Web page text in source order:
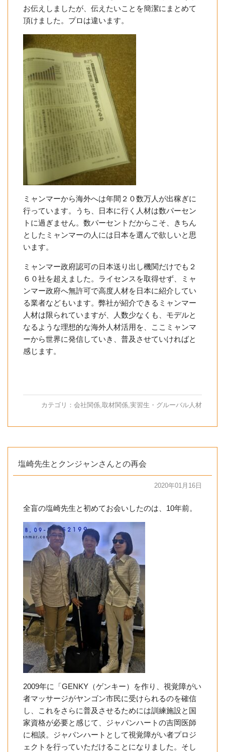
お伝えしましたが、伝えたいことを簡潔にまとめて
頂けました。プロは違います。
ミャンマーから海外へは年間２０数万人が出稼ぎに
行っています。うち、日本に行く人材は数パーセン
トに過ぎません。数パーセントだからこそ、きちん
としたミャンマーの人には日本を選んで欲しいと思
います。
ミャンマー政府認可の日本送り出し機関だけでも２
６０社を超えました。ライセンスを取得せず、ミャ
ンマー政府へ無許可で高度人材を日本に紹介してい
る業者などもいます。弊社が紹介できるミャンマー
人材は限られていますが、人数少なくも、モデルと
なるような理想的な海外人材活用を、ここミャンマ
ーから世界に発信していき、普及させていければと
感じます。
カテゴリ： 会社関係 取材関係 実習生・グルーバル人材
塩崎先生とクンジャンさんとの再会
2020年01月16日
全盲の塩崎先生と初めてお会いしたのは、10年前。
2009年に「GENKY（ゲンキー）を作り、視覚障がい
者マッサージがヤンゴン市民に受けられるのを確信
し、これをさらに普及させるためには訓練施設と国
家資格が必要と感じて、ジャパンハートの吉岡医師
に相談。ジャパンハートとして視覚障がい者プロジ
ェクトを行っていただけることになりました。そし